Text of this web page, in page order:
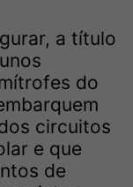
a título
do
circuitos
e que
de